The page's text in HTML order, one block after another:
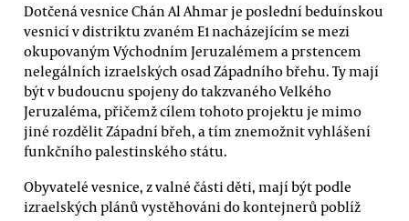
Dotčená vesnice Chán Al Ahmar je poslední beduínskou
vesnicí v distriktu zvaném E1 nacházejícím se mezi
okupovaným Východním Jeruzalémem a prstencem
nelegálních izraelských osad Západního břehu. Ty mají
být v budoucnu spojeny do takzvaného Velkého
Jeruzaléma, přičemž cílem tohoto projektu je mimo
jiné rozdělit Západní břeh, a tím znemožnit vyhlášení
funkčního palestinského státu.
Obyvatelé vesnice, z valné části děti, mají být podle
izraelských plánů vystěhováni do kontejnerů poblíž